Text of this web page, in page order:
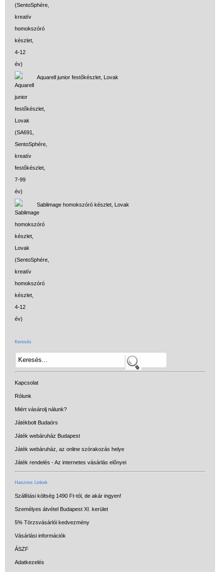
Aquarell junior festőkészlet, Lovak
Sablimage homokszóró készlet, Lovak
Keresés
Kapcsolat
Rólunk
Miért vásárolj nálunk?
Játékbolt Budaörs
Játék webáruház Budapest
Játék webáruház, az online szórakozás helye
Játék rendelés - Az internetes vásárlás előnyei
Hasznos Linkek
Szállítási költség 1490 Ft-tól, de akár ingyen!
Személyes átvétel Budapest XI. kerület
5% Törzsvásárlói kedvezmény
Vásárlási információk
ÁSZF
Adatkezelés